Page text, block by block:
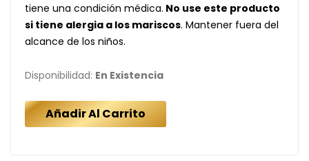
tiene una condición médica. No use este producto
si tiene alergia a los mariscos. Mantener fuera del
alcance de los niños.
Disponibilidad: En Existencia
Añadir Al Carrito